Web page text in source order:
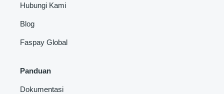
Hubungi Kami
Blog
Faspay Global
Panduan
Dokumentasi